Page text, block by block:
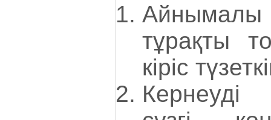
тұрақты
кіріс
Кернеуді